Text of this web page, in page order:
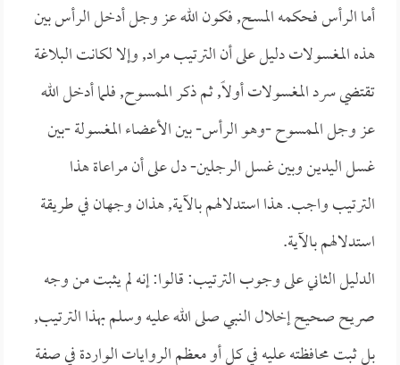
أما الرأس فحكمه المسح, فكون الله عز وجل أدخل الرأس بين
هذه المغسولات دليل على أن الترتيب مراد, وإلا لكانت البلاغة
تقتضي سرد المغسولات أولاً, ثم ذكر الممسوح, فلما أدخل الله
عز وجل الممسوح -وهو الرأس- بين الأعضاء المغسولة -بين
غسل اليدين وبين غسل الرجلين- دل على أن مراعاة هذا
الترتيب واجب. هذا استدلالهم بالآية, هذان وجهان في طريقة
استدلالهم بالآية.
الدليل الثاني على وجوب الترتيب: قالوا: إنه لم يثبت من وجه
صريح صحيح إخلال النبي صلى الله عليه وسلم بهذا الترتيب,
بل ثبت محافظته عليه في كل أو معظم الروايات الواردة في صفة